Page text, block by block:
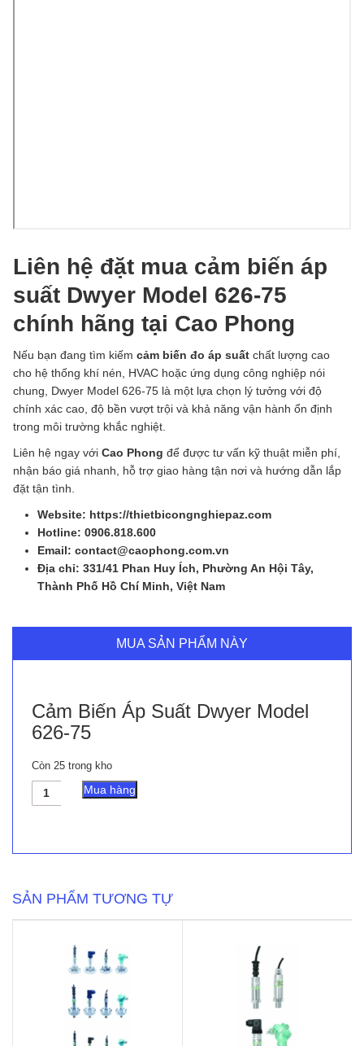
Liên hệ đặt mua cảm biến áp
suất Dwyer Model 626-75
chính hãng tại Cao Phong
Nếu bạn đang tìm kiếm cảm biến đo áp suất chất lượng cao
cho hệ thống khí nén, HVAC hoặc ứng dụng công nghiệp nói
chung, Dwyer Model 626-75 là một lựa chọn lý tưởng với độ
chính xác cao, độ bền vượt trội và khả năng vận hành ổn định
trong môi trường khắc nghiệt.
Liên hệ ngay với Cao Phong để được tư vấn kỹ thuật miễn phí,
nhận báo giá nhanh, hỗ trợ giao hàng tận nơi và hướng dẫn lắp
đặt tận tình.
Website: https://thietbicongnghiepaz.com
Hotline: 0906.818.600
Email: contact@caophong.com.vn
Địa chỉ: 331/41 Phan Huy Ích, Phường An Hội Tây,
Thành Phố Hồ Chí Minh, Việt Nam
MUA SẢN PHẨM NÀY
Cảm Biến Áp Suất Dwyer Model
626-75
Còn 25 trong kho
Cảm
số
lượng
Mua hàng
SẢN PHẨM TƯƠNG TỰ